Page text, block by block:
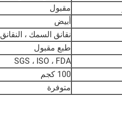
مقبول
أبيض
نقانق السمك ، النقانق Lucheon ، فيينا النقانق
طبع مقبول
SGS ، ISO ، FDA
100 كجم
متوفرة